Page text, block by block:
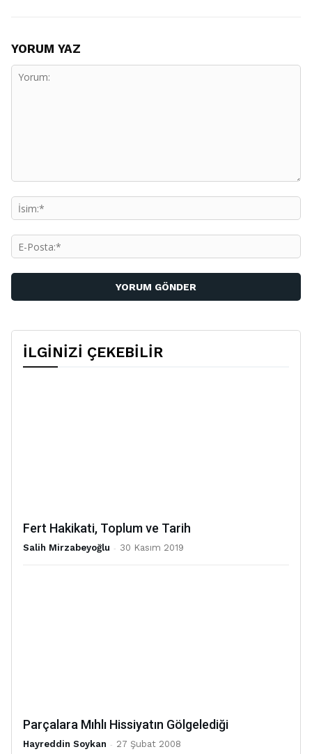
YORUM YAZ
İLGİNİZİ ÇEKEBİLİR
Fert Hakikati, Toplum ve Tarih
Salih Mirzabeyoğlu - 30 Kasım 2019
Parçalara Mıhlı Hissiyatın Gölgelediği
Hayreddin Soykan - 27 Şubat 2008